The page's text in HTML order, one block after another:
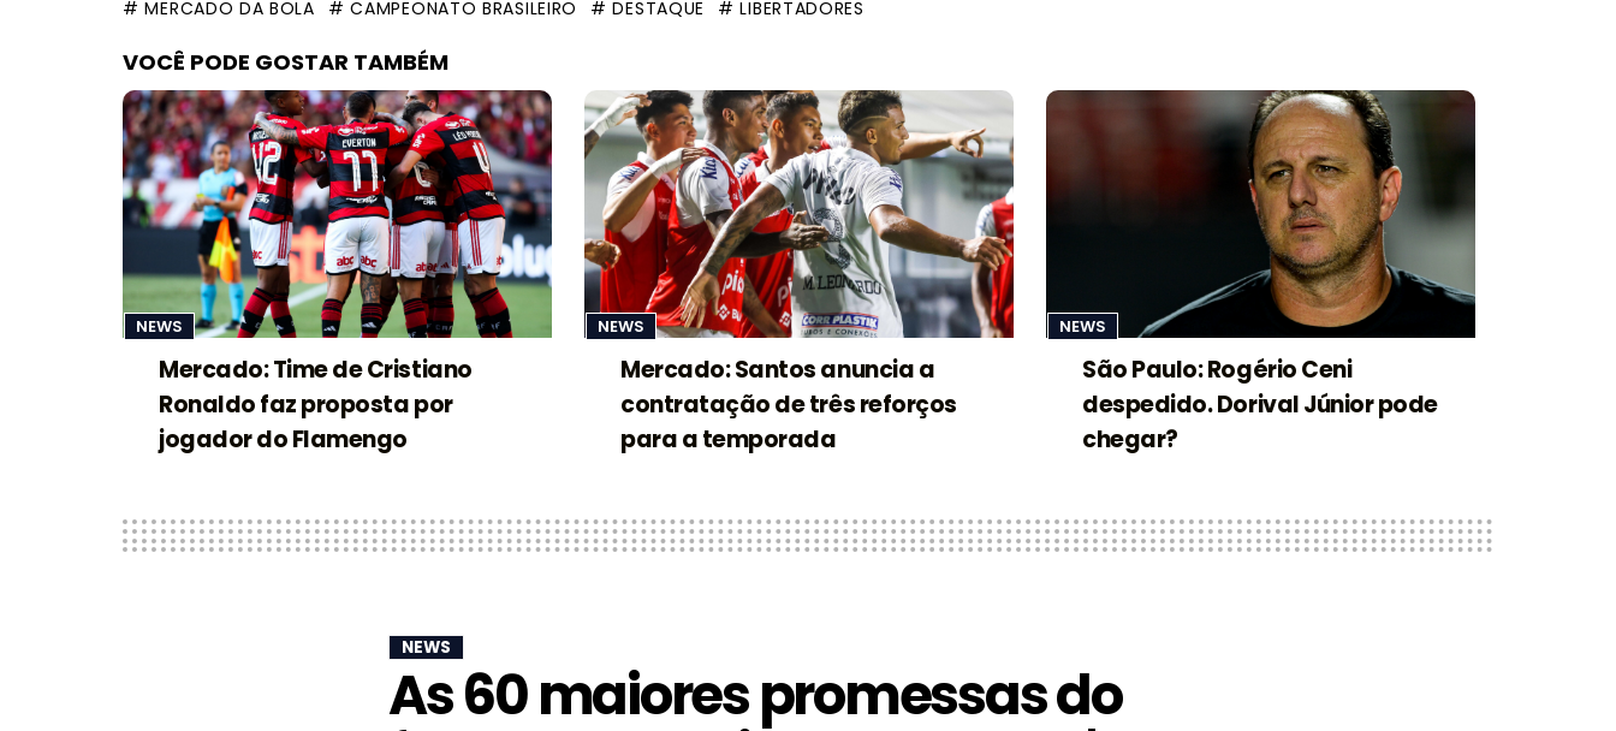
# MERCADO DA BOLA # CAMPEONATO BRASILEIRO # DESTAQUE # LIBERTADORES
VOCÊ PODE GOSTAR TAMBÉM
NEWS
Mercado: Time de Cristiano
Ronaldo faz proposta por
jogador do Flamengo
NEWS
Mercado: Santos anuncia a
contratação de três reforços
para a temporada
NEWS
São Paulo: Rogério Ceni
despedido. Dorival Júnior pode
chegar?
NEWS
As 60 maiores promessas do